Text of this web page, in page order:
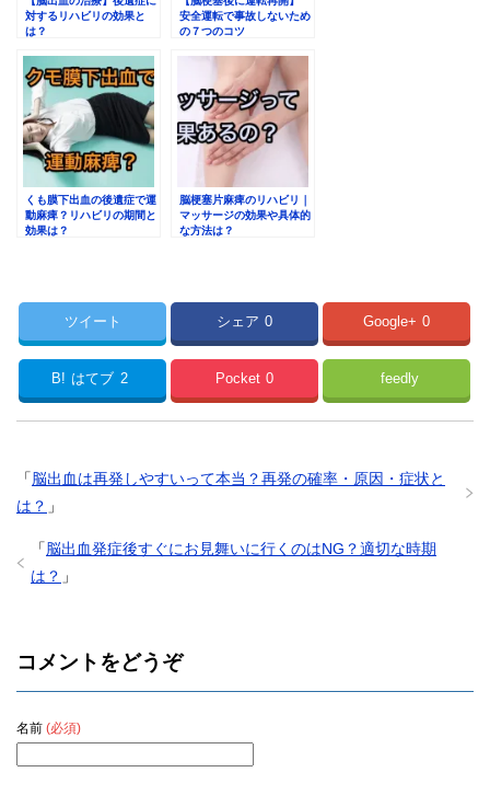
対するリハビリの効果と
は？
安全運転で事故しないため
の７つのコツ
くも膜下出血の後遺症で運
動麻痺？リハビリの期間と
効果は？
脳梗塞片麻痺のリハビリ｜
マッサージの効果や具体的
な方法は？
ツイート シェア 0 Google+ 0
B! はてブ 2 Pocket 0 feedly
「脳出血は再発しやすいって本当？再発の確率・原因・症状と
は？ 」
「脳出血発症後すぐにお見舞いに行くのはNG？適切な時期
は？ 」
コメントをどうぞ
名前 (必須)